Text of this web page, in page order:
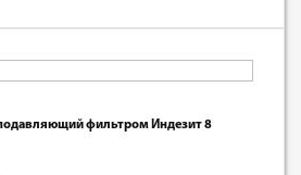
фильтром Индезит 8